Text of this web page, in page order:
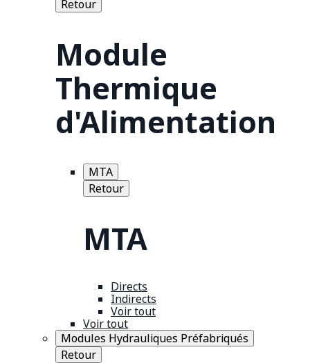
Retour
Module
Thermique
d'Alimentation
MTA
Retour
MTA
Directs
Indirects
Voir tout
Voir tout
Modules Hydrauliques Préfabriqués
Retour